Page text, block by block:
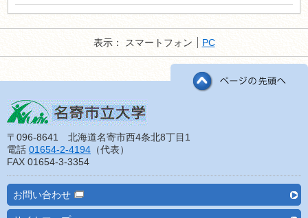
表示： スマートフォン PC
〒096-8641 北海道名寄市西4条北8丁目1
電話 01654-2-4194 （代表）
FAX 01654-3-3354
お問い合わせ